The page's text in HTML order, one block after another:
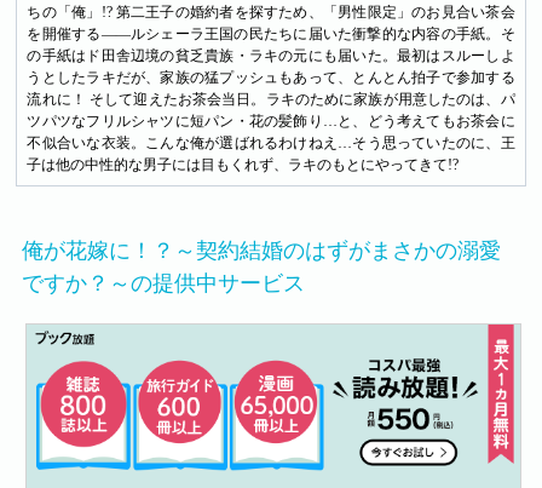
ちの「俺」!? 第二王子の婚約者を探すため、「男性限定」のお見合い茶会
を開催する――ルシェーラ王国の民たちに届いた衝撃的な内容の手紙。そ
の手紙はド田舎辺境の貧乏貴族・ラキの元にも届いた。最初はスルーしよ
うとしたラキだが、家族の猛プッシュもあって、とんとん拍子で参加する
流れに！ そして迎えたお茶会当日。ラキのために家族が用意したのは、パ
ツパツなフリルシャツに短パン・花の髪飾り…と、どう考えてもお茶会に
不似合いな衣装。こんな俺が選ばれるわけねえ…そう思っていたのに、王
子は他の中性的な男子には目もくれず、ラキのもとにやってきて!?
俺が花嫁に！？～契約結婚のはずがまさかの溺愛
ですか？～の提供中サービス